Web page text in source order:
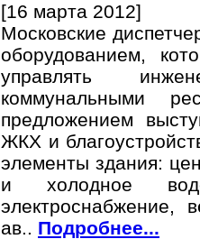
[16 марта 2012]
Московские
оборудованием,
управлять
коммунальными
предложением
ЖКХ и
элементы здания:
и холодное
электроснабжение,
ав.. Подробнее...